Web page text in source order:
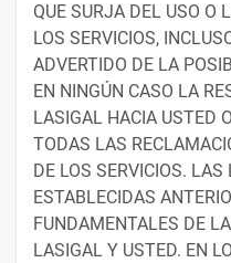
QUE SURJA DEL USO O
LOS SERVICIOS,
ADVERTIDO DE LA
EN NINGÚN CASO LA
LASIGAL HACIA USTED
TODAS LAS
DE LOS SERVICIOS.
ESTABLECIDAS
FUNDAMENTALES DE
LASIGAL Y USTED. EN